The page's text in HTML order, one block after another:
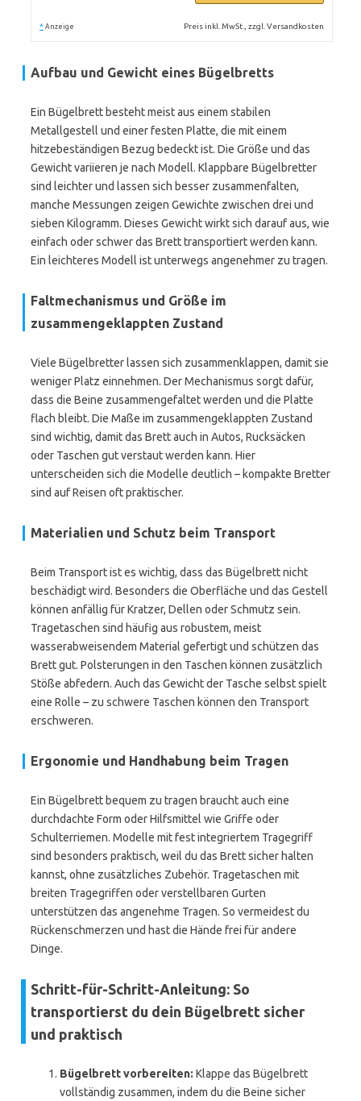
* Anzeige Preis inkl. MwSt., zzgl. Versandkosten
Aufbau und Gewicht eines Bügelbretts
Ein Bügelbrett besteht meist aus einem stabilen
Metallgestell und einer festen Platte, die mit einem
hitzebeständigen Bezug bedeckt ist. Die Größe und das
Gewicht variieren je nach Modell. Klappbare Bügelbretter
sind leichter und lassen sich besser zusammenfalten,
manche Messungen zeigen Gewichte zwischen drei und
sieben Kilogramm. Dieses Gewicht wirkt sich darauf aus, wie
einfach oder schwer das Brett transportiert werden kann.
Ein leichteres Modell ist unterwegs angenehmer zu tragen.
Faltmechanismus und Größe im
zusammengeklappten Zustand
Viele Bügelbretter lassen sich zusammenklappen, damit sie
weniger Platz einnehmen. Der Mechanismus sorgt dafür,
dass die Beine zusammengefaltet werden und die Platte
flach bleibt. Die Maße im zusammengeklappten Zustand
sind wichtig, damit das Brett auch in Autos, Rucksäcken
oder Taschen gut verstaut werden kann. Hier
unterscheiden sich die Modelle deutlich – kompakte Bretter
sind auf Reisen oft praktischer.
Materialien und Schutz beim Transport
Beim Transport ist es wichtig, dass das Bügelbrett nicht
beschädigt wird. Besonders die Oberfläche und das Gestell
können anfällig für Kratzer, Dellen oder Schmutz sein.
Tragetaschen sind häufig aus robustem, meist
wasserabweisendem Material gefertigt und schützen das
Brett gut. Polsterungen in den Taschen können zusätzlich
Stöße abfedern. Auch das Gewicht der Tasche selbst spielt
eine Rolle – zu schwere Taschen können den Transport
erschweren.
Ergonomie und Handhabung beim Tragen
Ein Bügelbrett bequem zu tragen braucht auch eine
durchdachte Form oder Hilfsmittel wie Griffe oder
Schulterriemen. Modelle mit fest integriertem Tragegriff
sind besonders praktisch, weil du das Brett sicher halten
kannst, ohne zusätzliches Zubehör. Tragetaschen mit
breiten Tragegriffen oder verstellbaren Gurten
unterstützen das angenehme Tragen. So vermeidest du
Rückenschmerzen und hast die Hände frei für andere
Dinge.
Schritt-für-Schritt-Anleitung: So
transportierst du dein Bügelbrett sicher
und praktisch
Bügelbrett vorbereiten: Klappe das Bügelbrett
vollständig zusammen, indem du die Beine sicher